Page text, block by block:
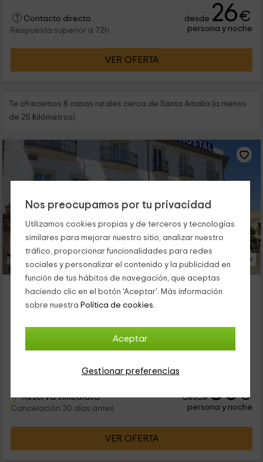
Nos preocupamos por tu privacidad
Utilizamos cookies propias y de terceros y tecnologías
similares para mejorar nuestro sitio, analizar nuestro
tráfico, proporcionar funcionalidades para redes
sociales y personalizar el contenido y la publicidad en
función de tus hábitos de navegación, que aceptas
haciendo clic en el botón 'Aceptar'. Más información
sobre nuestra Política de cookies.
Aceptar
Gestionar preferencias
Contacto directo
Respuesta superior a 72h
desde 26€
persona y noche
VER OFERTA
Te ofrecemos 8 casas rurales cerca de Santa Amalia (a menos
de 25 Kilómetros)
41 Fotos
Mesón-Hostal La Cabaña
Alojamiento ubicado a 7.3km de Santa Amalia
0 opiniones
Reserva inmediata
Cancelación 30 días antes
desde30€
persona y noche
VER OFERTA